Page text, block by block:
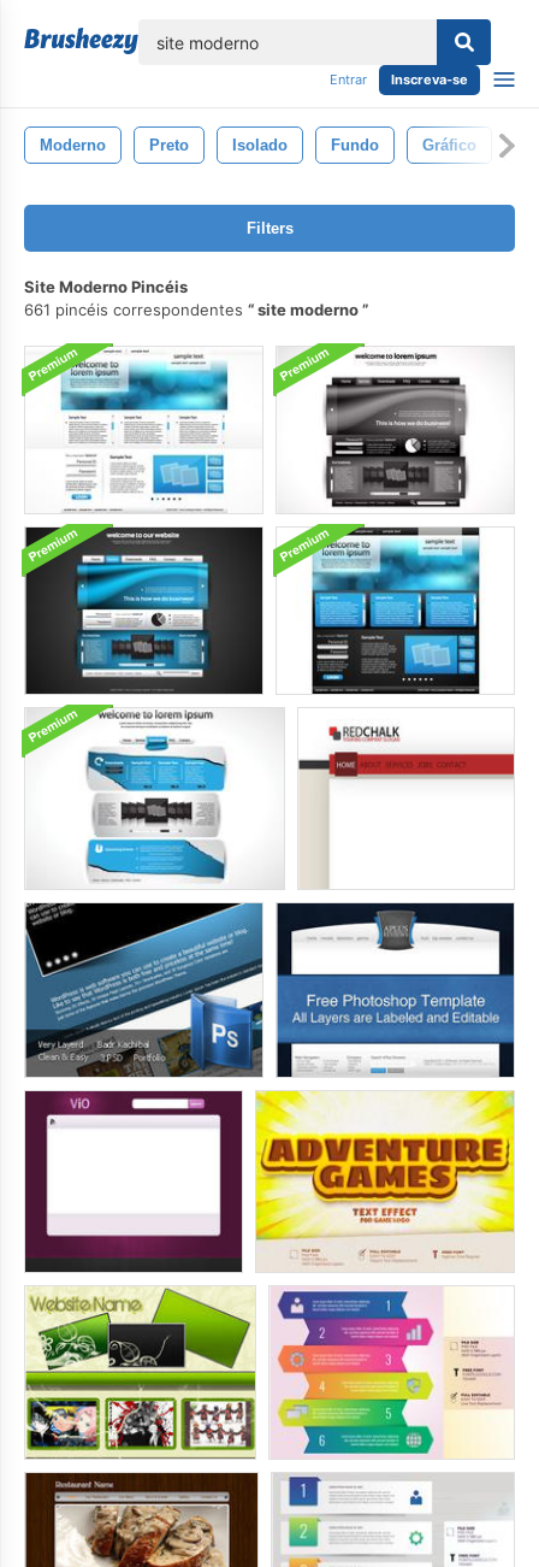
Entrar Inscreva-se
Moderno Preto Isolado Fundo Gráfico
Filters
Site Moderno Pincéis
661 pincéis correspondentes
site moderno